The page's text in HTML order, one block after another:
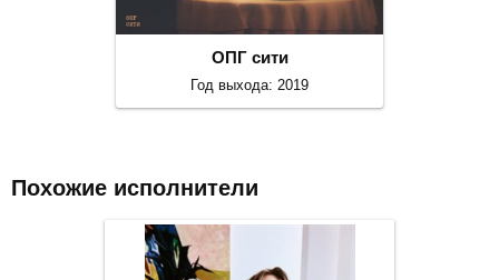
ОПГ сити
Год выхода: 2019
Похожие исполнители